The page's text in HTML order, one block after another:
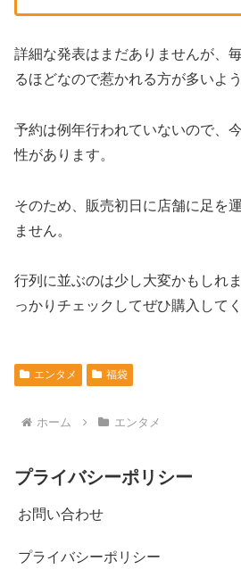
詳細な発表はまだありませんが、
るほどなので惹かれる方が多いよう
予約は例年行われていないので、
性があります。
そのため、販売初日に店舗に足を
ません。
行列に並ぶのは少し大変かもしれ
っかりチェックしてぜひ購入して
エンタメ 福袋
ホーム エンタメ
プライバシーポリシー
お問い合わせ
プライバシーポリシー